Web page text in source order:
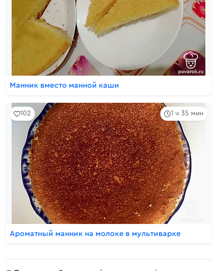
Манник вместо манной каши
1 ч 35 мин
102
Ароматный манник на молоке в мультиварке